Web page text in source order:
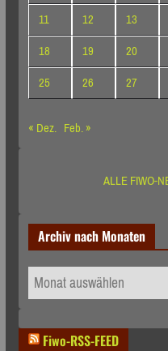
11
12 13
18
19 20
25
26 27
« Dez. Feb. »
ALLE FIWO-
Archiv nach Monaten
Archiv
nach
Fiwo-RSS-FEED